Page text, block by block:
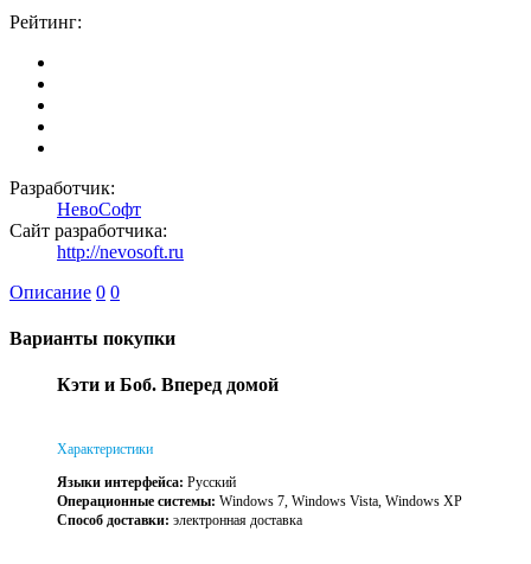
Рейтинг:
Разработчик:
НевоСофт
Сайт разработчика:
http://nevosoft.ru
Описание 0 0
Варианты покупки
Кэти и Боб. Вперед домой
Характеристики
Языки интерфейса: Русский
Операционные системы: Windows 7, Windows Vista, Windows XP
Способ доставки: электронная доставка